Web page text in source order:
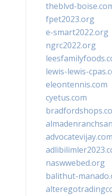
theblvd-
fpet2023.org
e-smart2022.org
ngrc2022.org
lewis-lewis-
eleontennis.com
cyetus.com
advocatevijay.com
naswwebed.org
balithut-